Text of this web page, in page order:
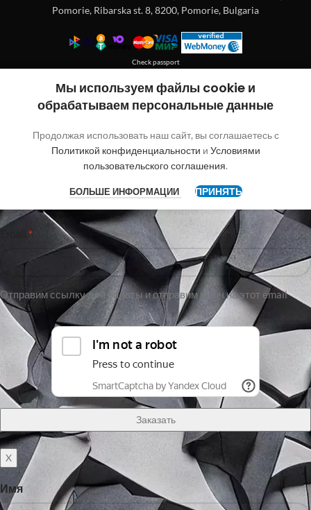
Pomorie, Ribarska st. 8, 8200, Pomorie, Bulgaria
Check passport
Мы используем файлы cookie и
обрабатываем персональные данные
Продолжая использовать наш сайт, вы соглашаетесь с
Политикой конфиденциальности и Условиями
пользовательского соглашения.
БОЛЬШЕ ИНФОРМАЦИИ ПРИНЯТЬ
Покупка без регистрации
"обозначает обязательные поля
*
Отправим ссылку для оплаты и отправим ключ на этот email
X
Имя